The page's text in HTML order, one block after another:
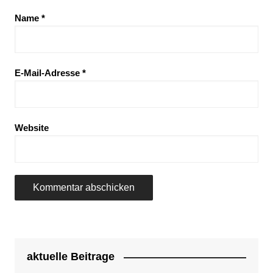
Name *
E-Mail-Adresse *
Website
aktuelle Beitrage